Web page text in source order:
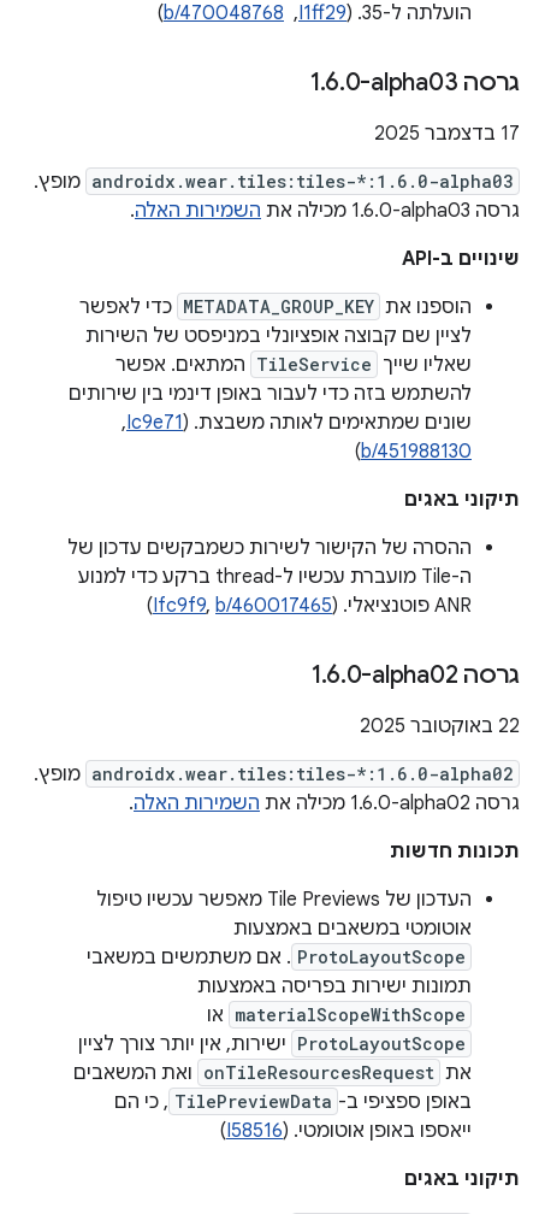
הועלתה ל-35. (
I1ff29
, ‏
b/470048768
)
גרסה ‎1 .6.0-alpha03
‫17 בדצמבר 2025
androidx.wear.tiles:tiles-*:1.6.0-alpha03 מופץ.
גרסה ‎1.6.0-alpha03 מכילה את
השמירות האלה.
שינויים ב-API
הוספנו את METADATA_GROUP_KEY כדי לאפשר
לציין שם קבוצה אופציונלי במניפסט של השירות
שאליו שייך TileService המתאים. אפשר
להשתמש בזה כדי לעבור באופן דינמי בין שירותים
שונים שמתאימים לאותה משבצת. (Ic9e71
, ‏
b/451988130
)
תיקוני באגים
ההסרה של הקישור לשירות כשמבקשים עדכון של
ה-Tile מועברת עכשיו ל-thread ברקע כדי למנוע
ANR פוטנציאלי. (
Ifc9f9, b/460017465
)
גרסה ‎1 .6.0-alpha02
‫22 באוקטובר 2025
androidx.wear.tiles:tiles-*:1.6.0-alpha02 מופץ.
גרסה ‎1.6.0-alpha02 מכילה את
השמירות האלה.
תכונות חדשות
העדכון של Tile Previews מאפשר עכשיו טיפול
אוטומטי במשאבים באמצעות
ProtoLayoutScope . אם משתמשים במשאבי
תמונות ישירות בפריסה באמצעות
materialScopeWithScope או
ProtoLayoutScope ישירות, אין יותר צורך לציין
את onTileResourcesRequest ואת המשאבים
באופן ספציפי ב- TilePreviewData , כי הם
ייאספו באופן אוטומטי. (I58516
)
תיקוני באגים